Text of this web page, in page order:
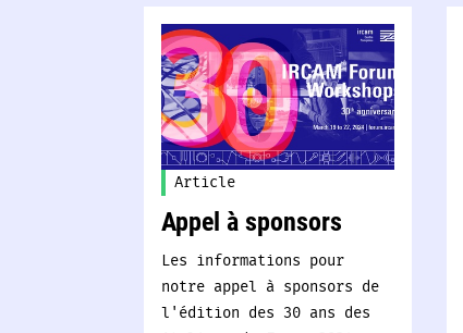
Article
Appel à sponsors
Les informations pour
notre appel à sponsors de
l'édition des 30 ans des